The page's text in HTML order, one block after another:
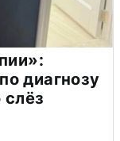
диагнозу